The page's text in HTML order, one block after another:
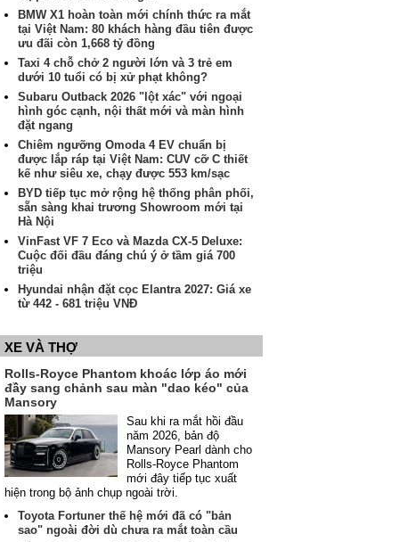
BMW X1 hoàn toàn mới chính thức ra mắt
tại Việt Nam: 80 khách hàng đầu tiên được
ưu đãi còn 1,668 tỷ đồng
Taxi 4 chỗ chở 2 người lớn và 3 trẻ em
dưới 10 tuổi có bị xử phạt không?
Subaru Outback 2026 "lột xác" với ngoại
hình góc cạnh, nội thất mới và màn hình
đặt ngang
Chiêm ngưỡng Omoda 4 EV chuẩn bị
được lắp ráp tại Việt Nam: CUV cỡ C thiết
kế như siêu xe, chạy được 553 km/sạc
BYD tiếp tục mở rộng hệ thống phân phối,
sẵn sàng khai trương Showroom mới tại
Hà Nội
VinFast VF 7 Eco và Mazda CX-5 Deluxe:
Cuộc đối đầu đáng chú ý ở tầm giá 700
triệu
Hyundai nhận đặt cọc Elantra 2027: Giá xe
từ 442 - 681 triệu VNĐ
XE VÀ THỢ
Rolls-Royce Phantom khoác lớp áo mới
đầy sang chảnh sau màn "dao kéo" của
Mansory
Sau khi ra mắt hồi đầu
năm 2026, bản độ
Mansory Pearl dành cho
Rolls-Royce Phantom
mới đây tiếp tục xuất
hiện trong bộ ảnh chụp ngoài trời.
Toyota Fortuner thế hệ mới đã có "bản
sao" ngoài đời dù chưa ra mắt toàn cầu